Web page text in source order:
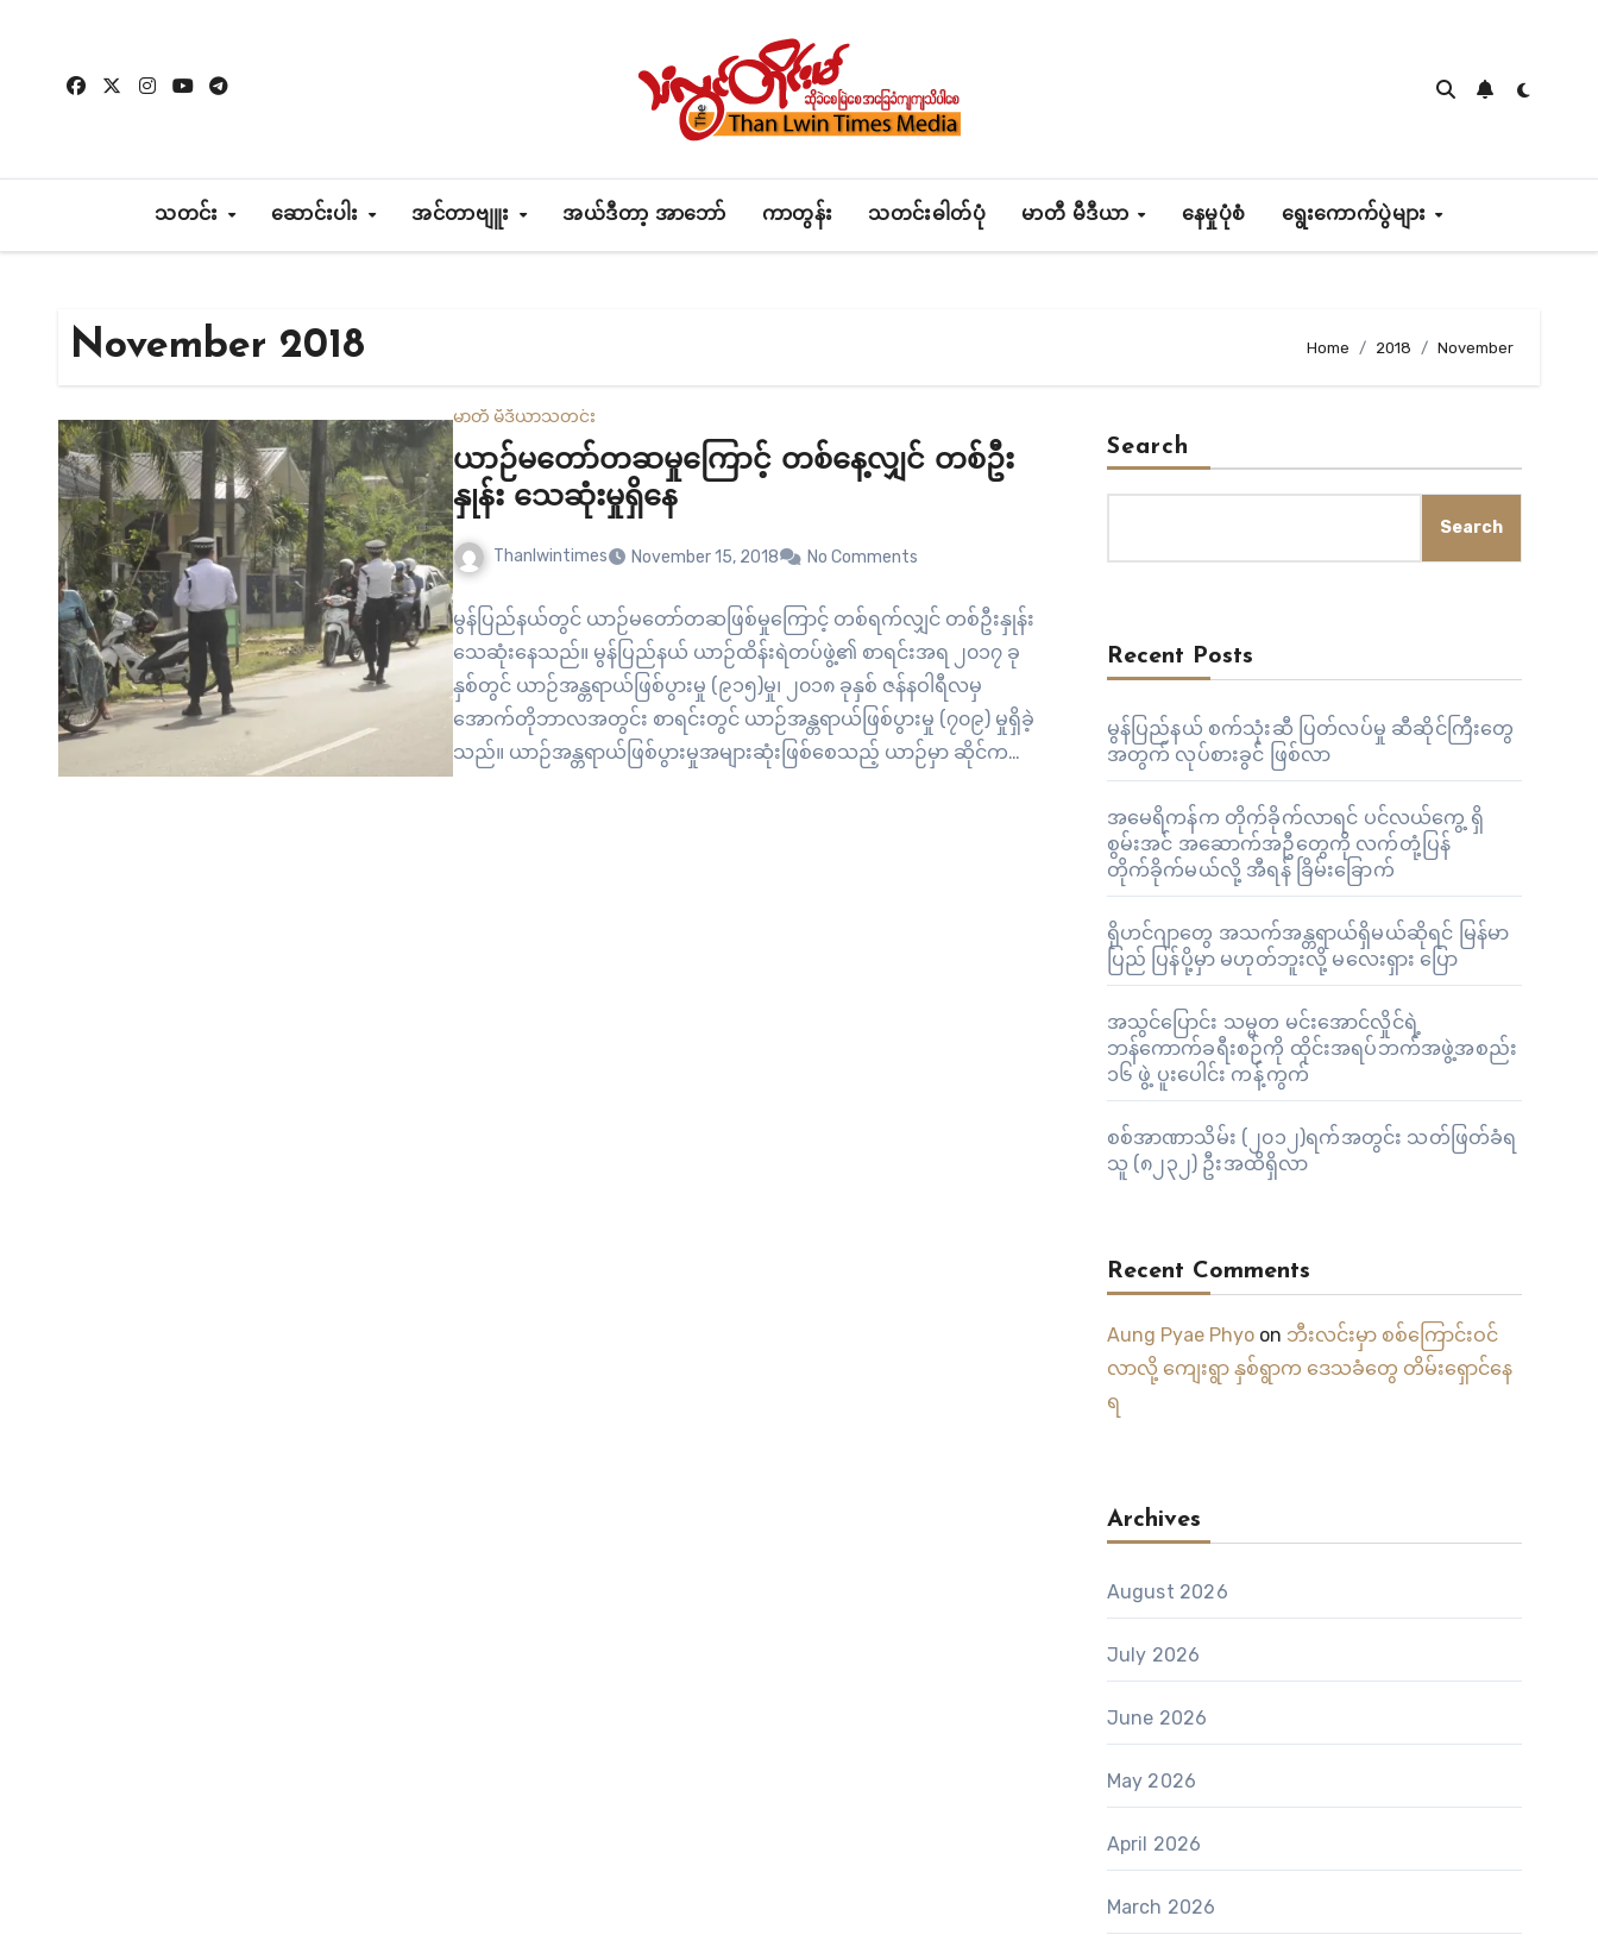
content
သတင်း ဆောင်းပါး အင်တာဗျူး အယ်ဒီတာ့ အာဘော် ကာတွန်း သတင်းဓါတ်ပုံ မာတီ မီဒီယာ နေမှုပုံစံ ရွေးကောက်ပွဲများ
November 2018 Home 2018 November
မာတီ မီဒီယာသတင်း
ယာဉ်မတော်တဆမှုကြောင့် တစ်နေ့လျှင် တစ်ဦး
နှုန်း သေဆုံးမှုရှိနေ
Thanlwintimes November 15, 2018 No Comments
မွန်ပြည်နယ်တွင် ယာဉ်မတော်တဆဖြစ်မှုကြောင့် တစ်ရက်လျှင် တစ်ဦးနှုန်း
သေဆုံးနေသည်။ မွန်ပြည်နယ် ယာဉ်ထိန်းရဲတပ်ဖွဲ့၏ စာရင်းအရ ၂၀၁၇ ခု
နှစ်တွင် ယာဉ်အန္တရာယ်ဖြစ်ပွားမှု (၉၁၅)မှု၊ ၂၀၁၈ ခုနှစ် ဇန်နဝါရီလမှ
အောက်တိုဘာလအတွင်း စာရင်းတွင် ယာဉ်အန္တရာယ်ဖြစ်ပွားမှု (၇၀၉) မှုရှိခဲ့
သည်။ ယာဉ်အန္တရာယ်ဖြစ်ပွားမှုအများဆုံးဖြစ်စေသည့် ယာဉ်မှာ ဆိုင်ကယ်
Search
Search
Recent Posts
မွန်ပြည်နယ် စက်သုံးဆီ ပြတ်လပ်မှု ဆီဆိုင်ကြီးတွေ
အတွက် လုပ်စားခွင် ဖြစ်လာ
အမေရိကန်က တိုက်ခိုက်လာရင် ပင်လယ်ကွေ့ ရှိ
စွမ်းအင် အဆောက်အဦတွေကို လက်တုံ့ပြန်
တိုက်ခိုက်မယ်လို့ အီရန် ခြိမ်းခြောက်
ရိုဟင်ဂျာတွေ အသက်အန္တရာယ်ရှိမယ်ဆိုရင် မြန်မာ
ပြည် ပြန်ပို့မှာ မဟုတ်ဘူးလို့ မလေးရှား ပြော
အသွင်ပြောင်း သမ္မတ မင်းအောင်လှိုင်ရဲ့
ဘန်ကောက်ခရီးစဉ်ကို ထိုင်းအရပ်ဘက်အဖွဲ့အစည်း
၁၆ ဖွဲ့ ပူးပေါင်း ကန့်ကွက်
စစ်အာဏာသိမ်း (၂၀၁၂)ရက်အတွင်း သတ်ဖြတ်ခံရ
သူ (၈၂၃၂) ဦးအထိရှိလာ
Recent Comments
Aung Pyae Phyoon ဘီးလင်းမှာ စစ်ကြောင်းဝင်
လာလို့ ကျေးရွာ နှစ်ရွာက ဒေသခံတွေ တိမ်းရှောင်နေ
ရ
Archives
August 2026
July 2026
June 2026
May 2026
April 2026
March 2026